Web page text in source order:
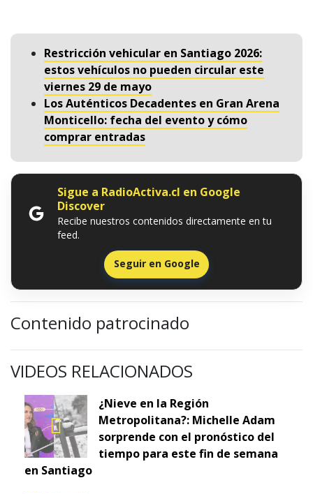
Restricción vehicular en Santiago 2026:
estos vehículos no pueden circular este
viernes 29 de mayo
Los Auténticos Decadentes en Gran Arena
Monticello: fecha del evento y cómo
comprar entradas
Sigue a RadioActiva.cl en Google
Discover
Recibe nuestros contenidos directamente en tu
feed.
Seguir en Google
Contenido patrocinado
VIDEOS RELACIONADOS
¿Nieve en la Región
Metropolitana?: Michelle Adam
sorprende con el pronóstico del
tiempo para este fin de semana
en Santiago